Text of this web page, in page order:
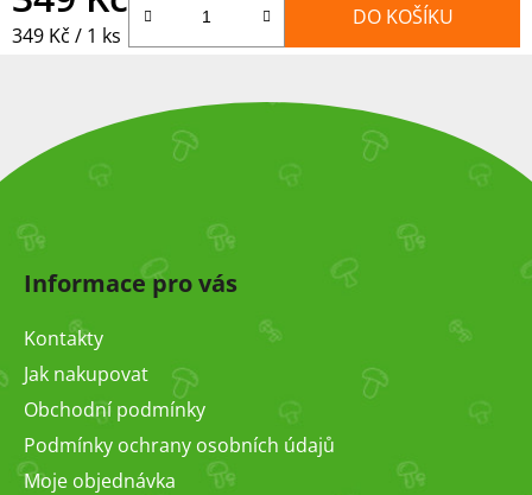
Měrná cena:
349 Kč / 1 ks
DO KOŠÍKU
í
Informace pro vás
Kontakty
Jak nakupovat
Obchodní podmínky
Podmínky ochrany osobních údajů
Moje objednávka